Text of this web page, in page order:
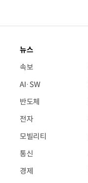
뉴스
속보
AI·SW
반도체
전자
모빌리티
통신
경제